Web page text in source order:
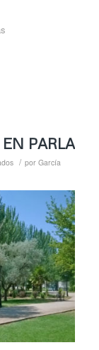
PARLA
/ por García